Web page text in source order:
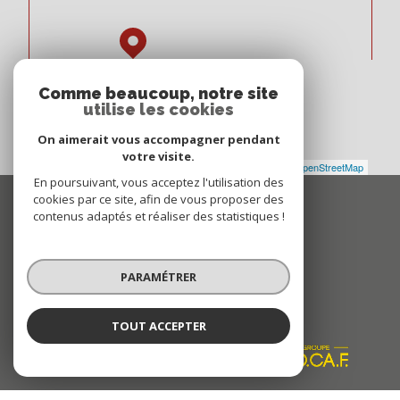
© OpenStreetMap
Espace
PROPRIÉTAIRE
ADHÉRONS
Comme beaucoup, notre site
utilise les cookies
On aimerait vous accompagner pendant
votre visite.
En poursuivant, vous acceptez l'utilisation des
cookies par ce site, afin de vous proposer des
contenus adaptés et réaliser des statistiques !
PARAMÉTRER
TOUT ACCEPTER